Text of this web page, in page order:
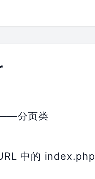
分页类
中的 index.php